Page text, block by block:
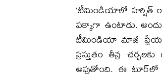
‘టీమిండియాలో హర్షిత్
పక్కాగా ఉంటాడు.
టీమిండియా మాజీ ప్లేయర్
ప్రస్తుతం తీవ్ర
అవుతోంది. ఈ టూర్‌లో